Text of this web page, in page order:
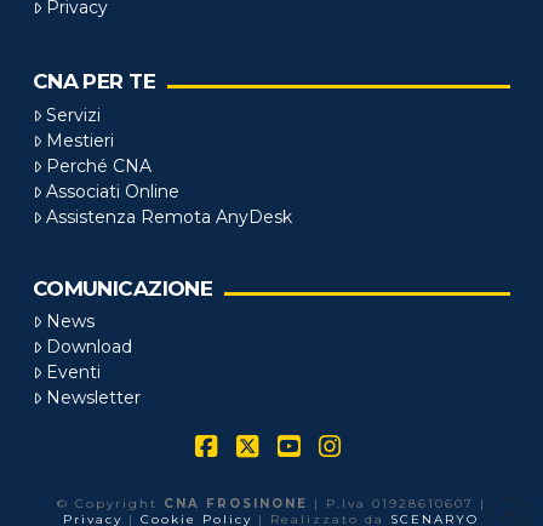
Privacy
CNA PER TE
Servizi
Mestieri
Perché CNA
Associati Online
Assistenza Remota AnyDesk
COMUNICAZIONE
News
Download
Eventi
Newsletter
© Copyright CNA FROSINONE
| P.Iva 01928610607 |
Privacy |Cookie Policy | Realizzato da SCENARYO